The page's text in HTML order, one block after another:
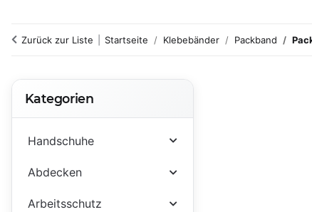
Zurück zur Liste Startseite Klebebänder Packband
Kategorien
Handschuhe
Abdecken
Arbeitsschutz